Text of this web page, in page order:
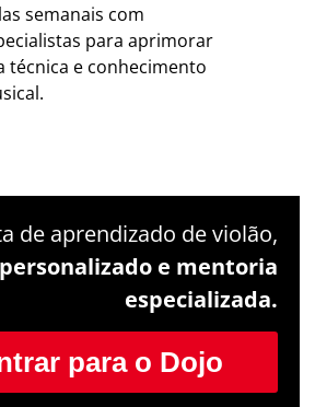
semanais com
para aprimorar
técnica e conhecimento
de aprendizado de violão,
e mentoria
especializada.
para o Dojo